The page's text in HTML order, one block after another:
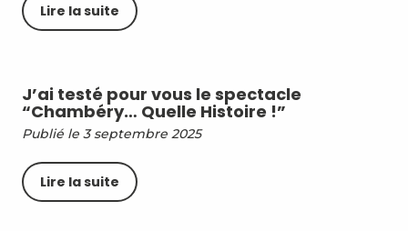
Lire la suite
J’ai testé pour vous le spectacle
“Chambéry… Quelle Histoire !”
Publié le 3 septembre 2025
Lire la suite